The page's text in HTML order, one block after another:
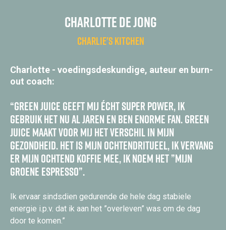
Charlotte de Jong
charlie's kitchen
Charlotte - voedingsdeskundige, auteur en burn-
out coach:
“Green Juice geeft mij écht super power, ik
gebruik het nu al jaren en ben enorme fan. Green
Juice maakt voor mij het verschil in mijn
gezondheid. Het is mijn ochtendritueel, ik vervang
er mijn ochtend koffie mee, ik noem het ”mijn
groene espresso”.
Ik ervaar sindsdien gedurende de hele dag stabiele
energie i.p.v. dat ik aan het ”overleven” was om de dag
door te komen.”